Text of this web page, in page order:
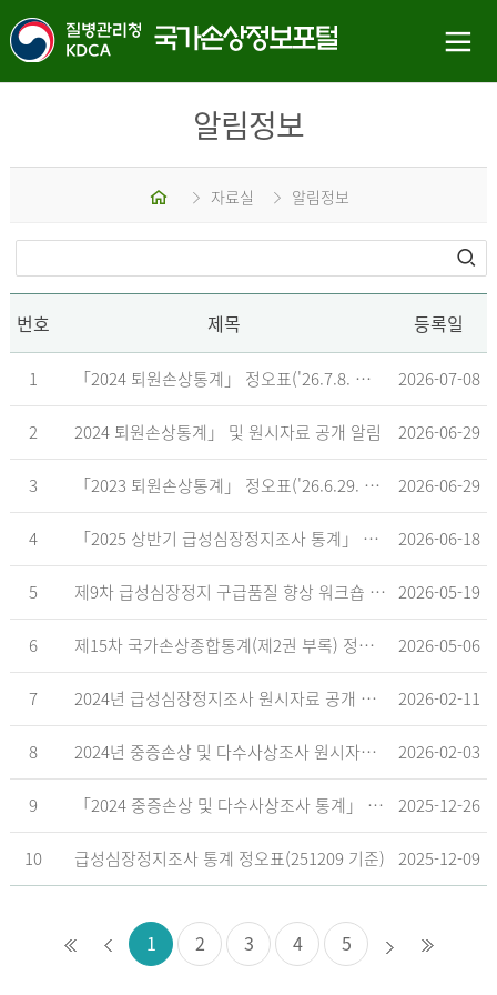
알림정보
홈 자료실 알림정보
번호 제목 등록일
1 「2024 퇴원손상통계」 정오표('26.7.8. 기준) 2026-07-08
2 2024 퇴원손상통계」 및 원시자료 공개 알림 2026-06-29
3 「2023 퇴원손상통계」 정오표('26.6.29. 기준) 2026-06-29
4 「2025 상반기 급성심장정지조사 통계」 공표 2026-06-18
5 제9차 급성심장정지 구급품질 향상 워크숍 개최 안내 2026-05-19
6 제15차 국가손상종합통계(제2권 부록) 정오표('26.5.18. 기준) 2026-05-06
7 2024년 급성심장정지조사 원시자료 공개 알림 2026-02-11
8 2024년 중증손상 및 다수사상조사 원시자료 공개 알림 2026-02-03
9 「2024 중증손상 및 다수사상조사 통계」 공표 2025-12-26
10 급성심장정지조사 통계 정오표(251209 기준) 2025-12-09
1 2 3 4 5